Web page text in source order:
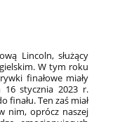
Lincoln, służący
W tym roku
finałowe miały
16 stycznia 2023 r.
finału. Ten zaś miał
nim, oprócz naszej